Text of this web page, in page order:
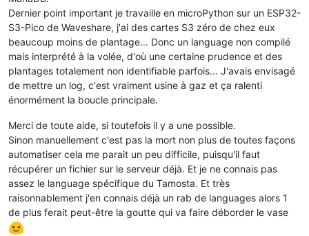
Dernier point important je travaille en microPython sur un ESP32-
S3-Pico de Waveshare, j'ai des cartes S3 zéro de chez eux
beaucoup moins de plantage... Donc un language non compilé
mais interprété à la volée, d'où une certaine prudence et des
plantages totalement non identifiable parfois... J'avais envisagé
de mettre un log, c'est vraiment usine à gaz et ça ralenti
énormément la boucle principale.
Merci de toute aide, si toutefois il y a une possible.
Sinon manuellement c'est pas la mort non plus de toutes façons
automatiser cela me parait un peu difficile, puisqu'il faut
récupérer un fichier sur le serveur déjà. Et je ne connais pas
assez le language spécifique du Tamosta. Et très
raisonnablement j'en connais déjà un rab de languages alors 1
de plus ferait peut-être la goutte qui va faire déborder le vase